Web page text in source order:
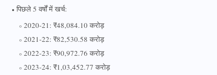
पिछले 5 वर्षों में खर्च:
2020-21: ₹48,084.10 करोड़
2021-22: ₹82,530.58 करोड़
2022-23: ₹90,972.76 करोड़
2023-24: ₹1,03,452.77 करोड़